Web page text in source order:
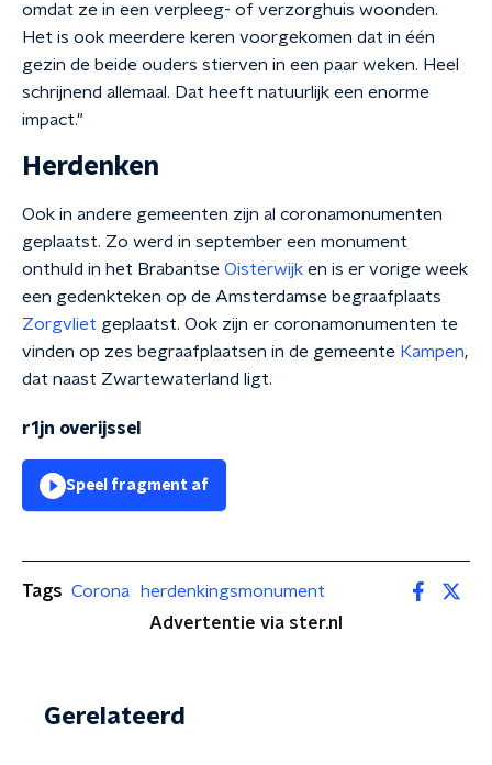
omdat ze in een verpleeg- of verzorghuis woonden.
Het is ook meerdere keren voorgekomen dat in één
gezin de beide ouders stierven in een paar weken. Heel
schrijnend allemaal. Dat heeft natuurlijk een enorme
impact."
Herdenken
Ook in andere gemeenten zijn al coronamonumenten
geplaatst. Zo werd in september een monument
onthuld in het Brabantse Oisterwijk en is er vorige week
een gedenkteken op de Amsterdamse begraafplaats
Zorgvliet geplaatst. Ook zijn er coronamonumenten te
vinden op zes begraafplaatsen in de gemeente Kampen,
dat naast Zwartewaterland ligt.
r1jn overijssel
Speel fragment af
Tags Corona
herdenkingsmonument
Advertentie via ster.nl
Gerelateerd